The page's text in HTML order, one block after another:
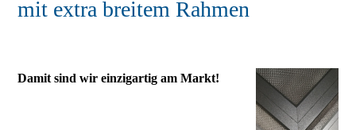
mit extra breitem Rahmen
Damit sind wir einzigartig am Markt!